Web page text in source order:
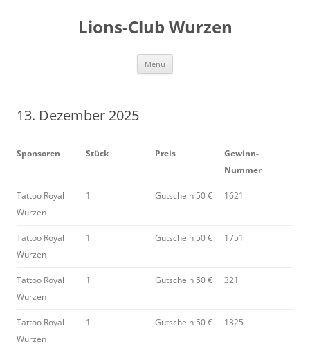
Lions-Club Wurzen
Menü
13. Dezember 2025
Sponsoren Stück Preis
Gewinn-
Nummer
Tattoo Royal
Wurzen
1 Gutschein 50 € 1621
Tattoo Royal
Wurzen
1 Gutschein 50 € 1751
Tattoo Royal
Wurzen
1 Gutschein 50 € 321
Tattoo Royal
Wurzen
1 Gutschein 50 € 1325